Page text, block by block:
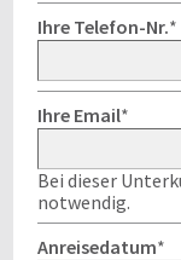
Ihre Telefon-Nr.*
Ihre Email*
Bei dieser
notwendig.
Anreisedatum*